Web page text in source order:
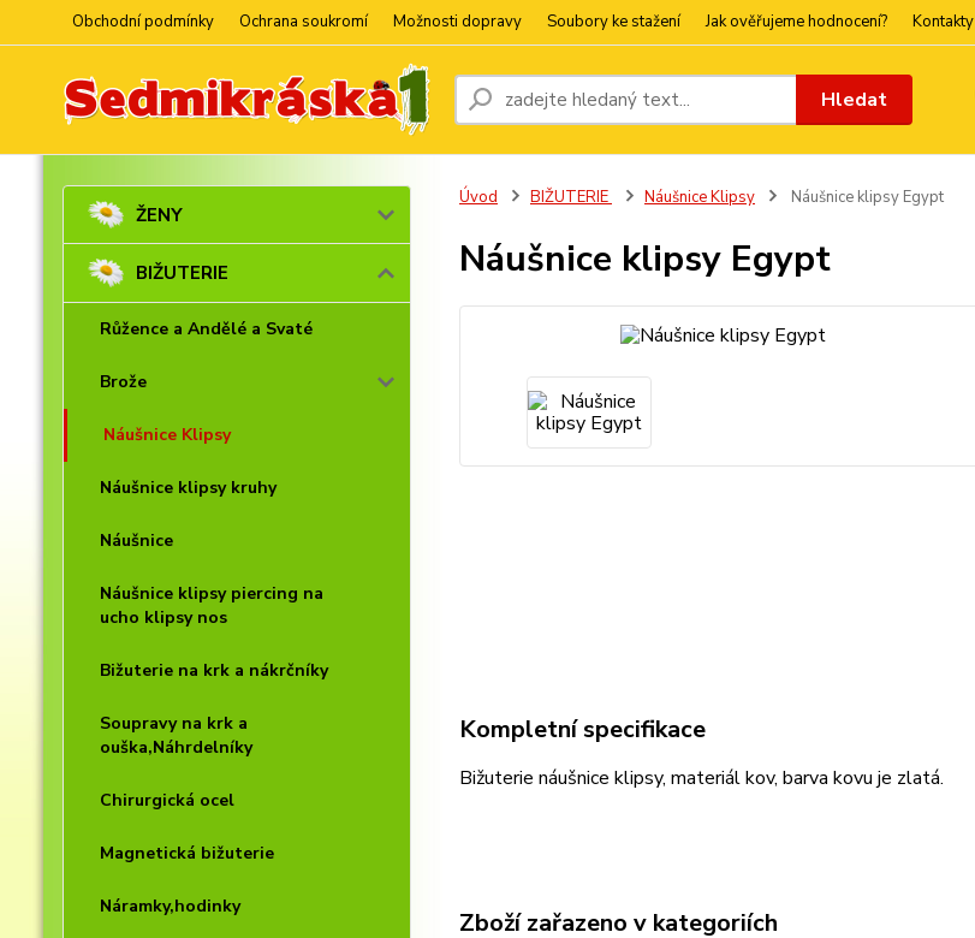
Obchodní podmínky Ochrana soukromí Možnosti dopravy Soubory ke stažení Jak ověřujeme hodnocení? Kontakty
Hledat
ŽENY
BIŽUTERIE
Růžence a Andělé a Svaté
Brože
Náušnice Klipsy
Náušnice klipsy kruhy
Náušnice
Náušnice klipsy piercing na
ucho klipsy nos
Bižuterie na krk a nákrčníky
Soupravy na krk a
ouška,Náhrdelníky
Chirurgická ocel
Magnetická bižuterie
Náramky,hodinky
Úvod BIŽUTERIE Náušnice Klipsy Náušnice klipsy Egypt
Náušnice klipsy Egypt
Kompletní specifikace
Bižuterie náušnice klipsy, materiál kov, barva kovu je zlatá.
Zboží zařazeno v kategoriích